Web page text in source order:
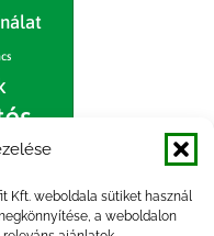
Kft. weboldala sütiket használ
a weboldalon